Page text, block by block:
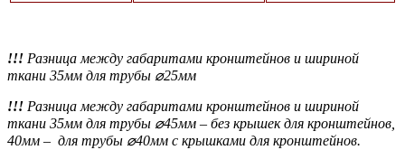
!!! Разница между габаритами кронштейнов и шириной
ткани 35мм для трубы ⌀25мм
!!! Разница между габаритами кронштейнов и шириной
ткани 35мм для трубы ⌀45мм – без крышек для кронштейнов,
40мм – для трубы ⌀40мм с крышками для кронштейнов.